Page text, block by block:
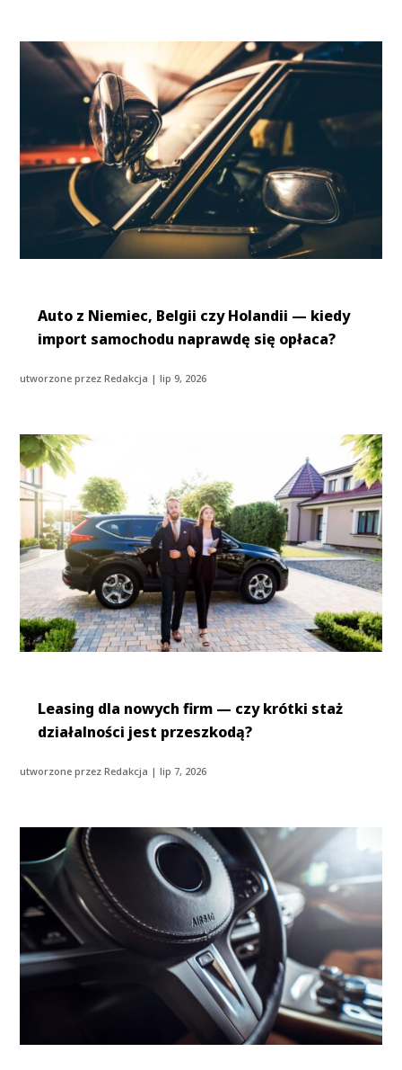
Auto z Niemiec, Belgii czy Holandii — kiedy
import samochodu naprawdę się opłaca?
utworzone przezRedakcja |lip 9, 2026
Leasing dla nowych firm — czy krótki staż
działalności jest przeszkodą?
utworzone przezRedakcja |lip 7, 2026